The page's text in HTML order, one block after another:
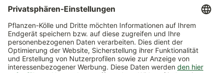
Zahlarten
*Alle Preise inkl. gesetzlicher Mehrwertsteuer zzgl.Versand
Mindestbestellwert 14,90 €, ausgenommen sind Gutscheine und